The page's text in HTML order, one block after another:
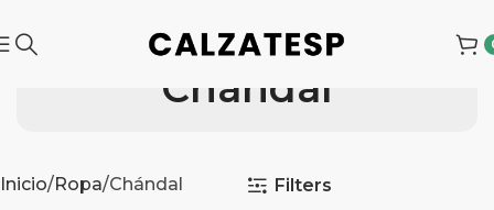
Chándal
Inicio Ropa Chándal Filters